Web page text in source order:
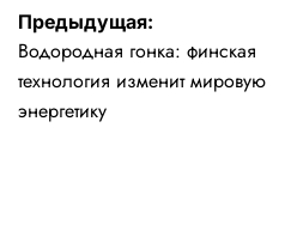
Навигация
по
записям
Предыдущая:
Водородная гонка: финская
технология изменит мировую
энергетику